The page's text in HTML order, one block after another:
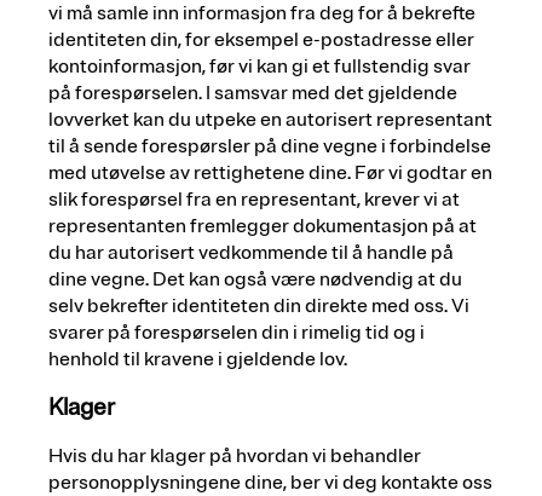
vi må samle inn informasjon fra deg for å bekrefte
identiteten din, for eksempel e-postadresse eller
kontoinformasjon, før vi kan gi et fullstendig svar
på forespørselen. I samsvar med det gjeldende
lovverket kan du utpeke en autorisert representant
til å sende forespørsler på dine vegne i forbindelse
med utøvelse av rettighetene dine. Før vi godtar en
slik forespørsel fra en representant, krever vi at
representanten fremlegger dokumentasjon på at
du har autorisert vedkommende til å handle på
dine vegne. Det kan også være nødvendig at du
selv bekrefter identiteten din direkte med oss. Vi
svarer på forespørselen din i rimelig tid og i
henhold til kravene i gjeldende lov.
Klager
Hvis du har klager på hvordan vi behandler
personopplysningene dine, ber vi deg kontakte oss